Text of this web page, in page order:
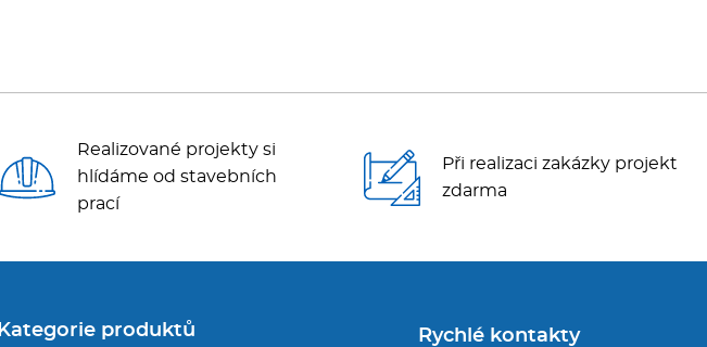
Realizované projekty si
hlídáme od stavebních
prací
Při realizaci zakázky projekt
zdarma
Kategorie produktů Rychlé kontakty